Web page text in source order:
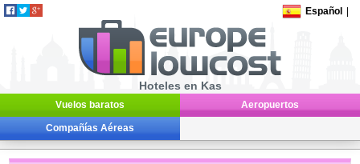
Español
Hoteles en Kas
Vuelos baratos Aeropuertos
Compañías Aéreas